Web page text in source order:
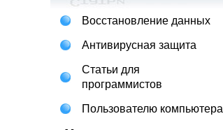
Восстановление данных
Антивирусная защита
Статьи для
программистов
Пользователю компьютера